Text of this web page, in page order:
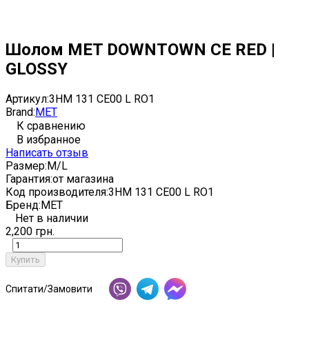
Шолом MET DOWNTOWN CE RED |
GLOSSY
Артикул:3HM 131 CE00 L RO1
Brand:MET
К сравнению
В избранное
Написать отзыв
Размер:M/L
Гарантия:от магазина
Код производителя:3HM 131 CE00 L RO1
Бренд:MET
Нет в наличии
2,200 грн.
Купить
Спитати/Замовити